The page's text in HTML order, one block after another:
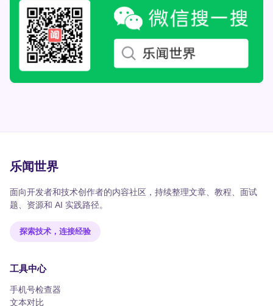
乐闻世界
面向开发者和技术创作者的内容社区，持续整理文章、教程、面试
题、资源和 AI 实践路径。
探索技术，连接经验
工具中心
手机号检查器
文本对比